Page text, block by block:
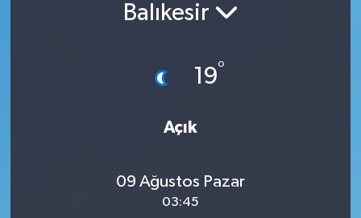
Balıkesir
19°
Açık
09 Ağustos Pazar
03:45